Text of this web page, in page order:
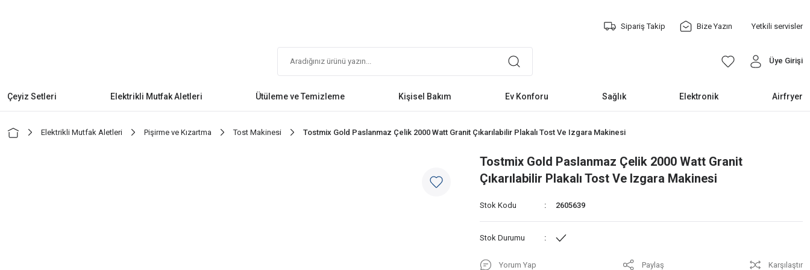
Sipariş Takip Bize Yazın Yetkili servisler
Üye Girişi
Çeyiz Setleri Elektrikli Mutfak Aletleri Ütüleme ve Temizleme Kişisel Bakım Ev Konforu Sağlık Elektronik Airfryer
Elektrikli Mutfak Aletleri Pişirme ve Kızartma Tost Makinesi Tostmix Gold Paslanmaz Çelik 2000 Watt Granit Çıkarılabilir Plakalı Tost Ve Izgara Makinesi
Tostmix Gold Paslanmaz Çelik 2000 Watt Granit
Çıkarılabilir Plakalı Tost Ve Izgara Makinesi
Stok Kodu 2605639
Stok Durumu
Yorum Yap Paylaş Karşılaştır